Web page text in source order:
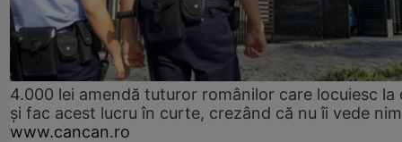
4.000 lei amendă tuturor românilor care locuiesc la
și fac acest lucru în curte, crezând că nu îi vede
www.cancan.ro